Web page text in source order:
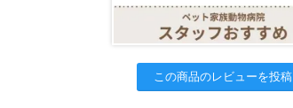
この商品のレビューを投稿